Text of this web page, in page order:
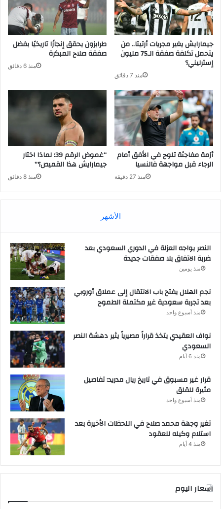
طرابزون يحقق إنجازًا تاريخيًا بفضل
صفقة صلاح المبكرة
منذ 6 دقائق
جيمارايش يغير مجريات أرتيتا.. من
يتحمل تكلفة صفقة الـ75 مليون
إسترليني؟
منذ 7 دقائق
“غموض الرقم 39: لماذا اختار
جيمارايش هذا القميص؟”
منذ 8 دقائق
أزمة مفاجئة تلوح في الأفق أمام
الرجاء قبل مواجهة فالنسيا
منذ 27 دقيقة
الأشهر
النصر يواجه العزلة في الدوري السعودي بعد
ضربة الاتفاق بلا صفقات جديدة
منذ يومين
نجم الهلال يفتح باب الانتقال إلى عملاق أوروبي
بعد تجربة سعودية غير مكتملة الطموح
منذ أسبوع واحد
نواف العقيدي يتخذ قراراً مصيرياً يثير دهشة النصر
السعودي
منذ 6 أيام
قرار غير مسبوق في تاريخ ريال مدريد: تفاصيل
مثيرة للقلق
منذ أسبوع واحد
تغير وجهة محمد صلاح في اللحظات الأخيرة بعد
استلام وكيله للعقود
منذ 4 أيام
اسعار اليوم